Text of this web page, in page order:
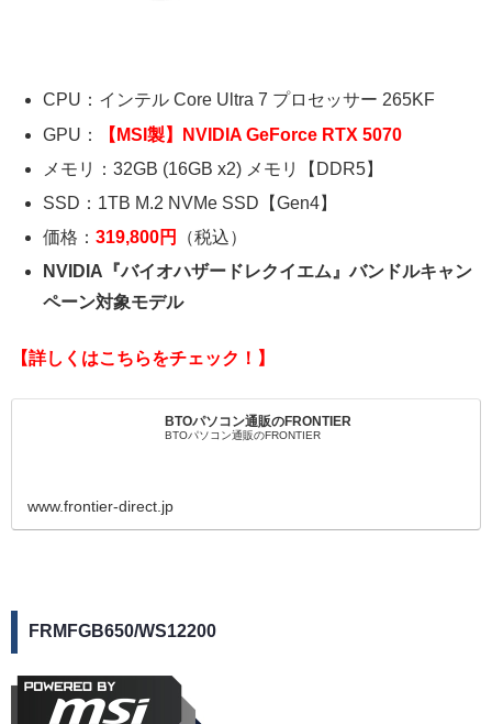
CPU：インテル Core Ultra 7 プロセッサー 265KF
GPU：
【MSI製】NVIDIA GeForce RTX 5070
メモリ：32GB (16GB x2) メモリ【DDR5】
SSD：1TB M.2 NVMe SSD【Gen4】
価格：319,800円
（税込）
NVIDIA『バイオハザードレクイエム』バンドルキャン
ペーン対象モデル
【詳しくはこちらをチェック！】
BTOパソコン通販のFRONTIER
BTOパソコン通販のFRONTIER
www.frontier-direct.jp
FRMFGB650/WS12200